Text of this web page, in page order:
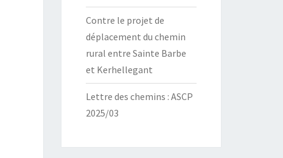
Contre le projet de
déplacement du chemin
rural entre Sainte Barbe
et Kerhellegant
Lettre des chemins : ASCP
2025/03